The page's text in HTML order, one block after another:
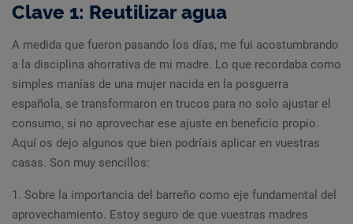
Clave 1: Reutilizar agua
A medida que fueron pasando los días, me fui acostumbrando
a la disciplina ahorrativa de mi madre. Lo que recordaba como
simples manías de una mujer nacida en la posguerra
española, se transformaron en trucos para no solo ajustar el
consumo, si no aprovechar ese ajuste en beneficio propio.
Aquí os dejo algunos que bien podríais aplicar en vuestras
casas. Son muy sencillos:
1. Sobre la importancia del barreño como eje fundamental del
aprovechamiento. Estoy seguro de que vuestras madres